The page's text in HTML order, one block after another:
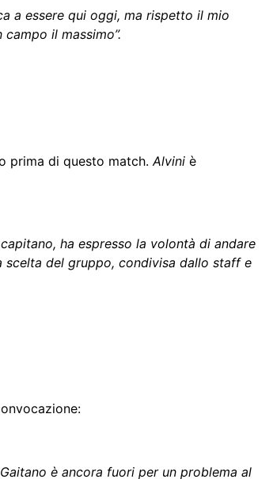
a essere qui oggi, ma rispetto il mio
il massimo”.
prima di questo match. Alvini è
ha espresso la volontà di andare
del gruppo, condivisa dallo staff e
è ancora fuori per un problema al